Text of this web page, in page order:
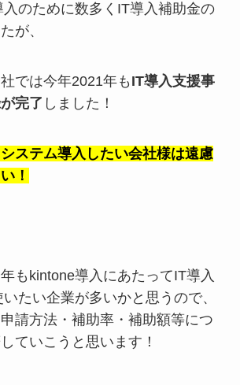
のために数多くIT導入補助金の
が、
では今年2021年も IT導入支援事
完了 しました！
ステム導入したい会社様は遠慮
！
もkintone導入にあたってIT導入
たい企業が多いかと思うので、
請方法・補助率・補助額等につ
ていこうと思います！